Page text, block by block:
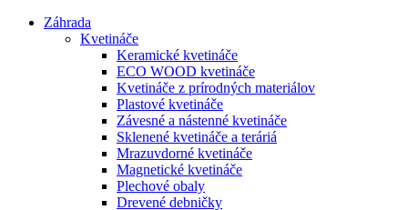
Záhrada
Kvetináče
Keramické kvetináče
ECO WOOD kvetináče
Kvetináče z prírodných materiálov
Plastové kvetináče
Závesné a nástenné kvetináče
Sklenené kvetináče a teráriá
Mrazuvdorné kvetináče
Magnetické kvetináče
Plechové obaly
Drevené debničky